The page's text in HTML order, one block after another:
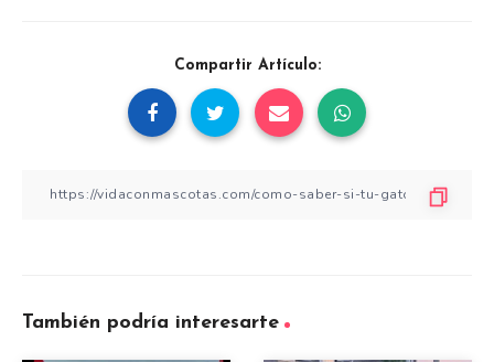
Compartir Artículo:
También podría interesarte